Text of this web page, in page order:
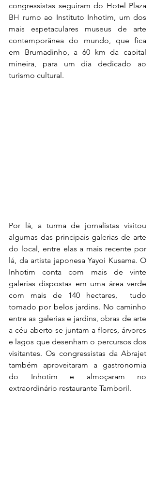
congressistas seguiram do Hotel Plaza
BH rumo ao Instituto Inhotim, um dos
mais espetaculares museus de arte
contemporânea do mundo, que fica
em Brumadinho, a 60 km da capital
mineira, para um dia dedicado ao
turismo cultural.
Por lá, a turma de jornalistas visitou
algumas das principais galerias de arte
do local, entre elas a mais recente por
lá, da artista japonesa Yayoi Kusama. O
Inhotim conta com mais de vinte
galerias dispostas em uma área verde
com mais de 140 hectares,  tudo
tomado por belos jardins. No caminho
entre as galerias e jardins, obras de arte
a céu aberto se juntam a flores, árvores
e lagos que desenham o percursos dos
visitantes. Os congressistas da Abrajet
também aproveitaram a gastronomia
do Inhotim e almoçaram no
extraordinário restaurante Tamboril.